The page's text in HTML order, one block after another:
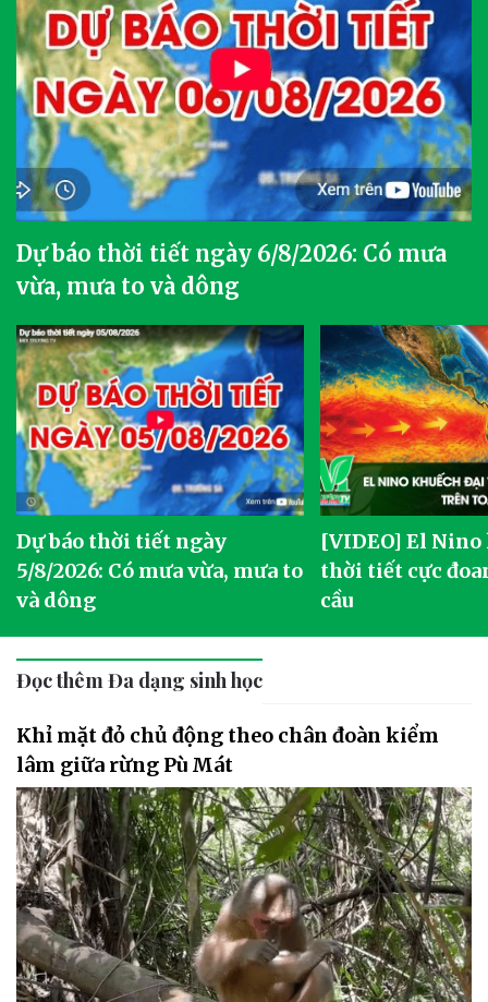
Dự báo thời tiết ngày 6/8/2026: Có mưa
vừa, mưa to và dông
Dự báo thời tiết ngày
5/8/2026: Có mưa vừa, mưa to
và dông
[VIDEO] El
thời tiết cực
cầu
Đọc thêm Đa dạng sinh học
Khỉ mặt đỏ chủ động theo chân đoàn kiểm
lâm giữa rừng Pù Mát